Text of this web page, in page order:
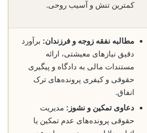
کمترین تنش و آسیب روحی.
مطالبه نفقه زوجه و فرزندان: برآورد
دقیق نیازهای معیشتی، ارائه
مستندات مالی به دادگاه و پیگیری
حقوقی و کیفری پرونده‌های ترک
انفاق.
دعاوی تمکین و نشوز: مدیریت
حقوقی پرونده‌های عدم تمکین یا